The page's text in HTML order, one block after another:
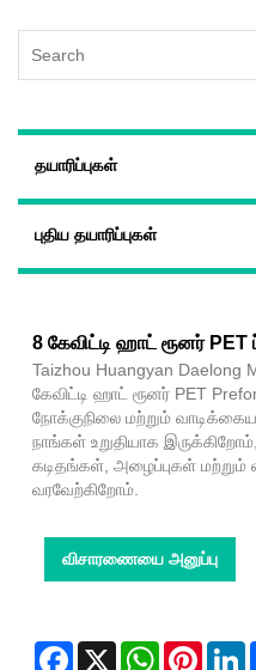
தயாரிப்புகள்
புதிய தயாரிப்புகள்
8 கேவிட்டி ஹாட் ரூனர் PET
Taizhou Huangyan
கேவிட்டி ஹாட் ரூனர் PET
நோக்குநிலை மற்றும்
நாங்கள் உறுதியாக
கடிதங்கள், அழைப்புகள்
வரவேற்கிறோம்.
விசாரணையை அனுப்பு
Facebook
X WhatsApp